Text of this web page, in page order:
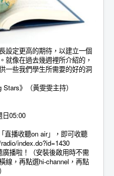
設定更高的期待，以建立一個
就像在過去幾週裡所介紹的，
一些我們學生所需要的好的洞
》（黃雯雯主持）
05:00
直播收聽on air」，即可收聽
index.do?id=1430
播啦！（安裝後啟用時不需
線，再點選hi-channel，再點